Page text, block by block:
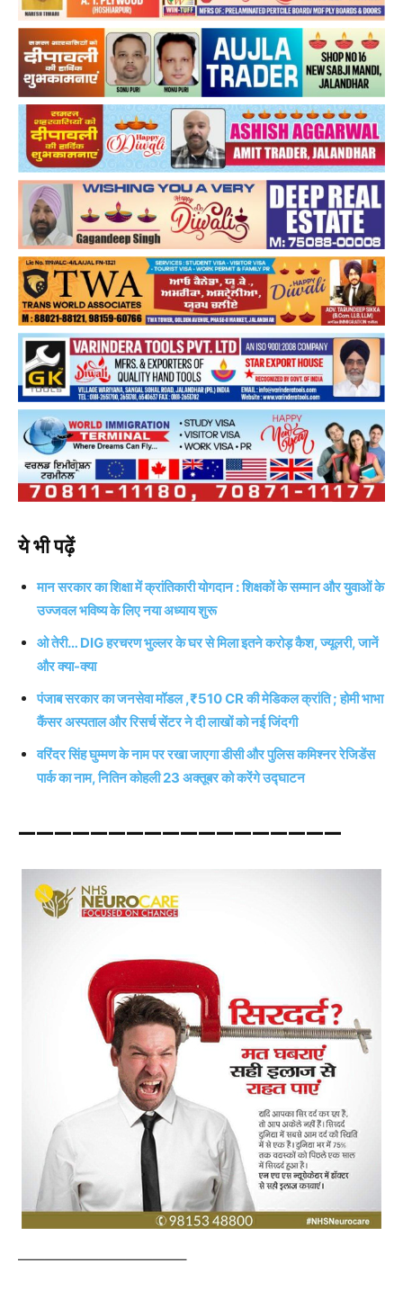
ये भी पढ़ें
मान सरकार का शिक्षा में क्रांतिकारी योगदान : शिक्षकों के सम्मान और युवाओं के
उज्जवल भविष्य के लिए नया अध्याय शुरू
ओ तेरी… DIG हरचरण भुल्लर के घर से मिला इतने करोड़ कैश, ज्यूलरी, जानें
और क्या-क्या
पंजाब सरकार का जनसेवा मॉडल ,₹510 CR की मेडिकल क्रांति ; होमी भाभा
कैंसर अस्पताल और रिसर्च सेंटर ने दी लाखों को नई जिंदगी
वरिंदर सिंह घुम्मण के नाम पर रखा जाएगा डीसी और पुलिस कमिश्नर रेजिडेंस
पार्क का नाम, नितिन कोहली 23 अक्तूबर को करेंगे उद्घाटन
——————————————————
————————————–